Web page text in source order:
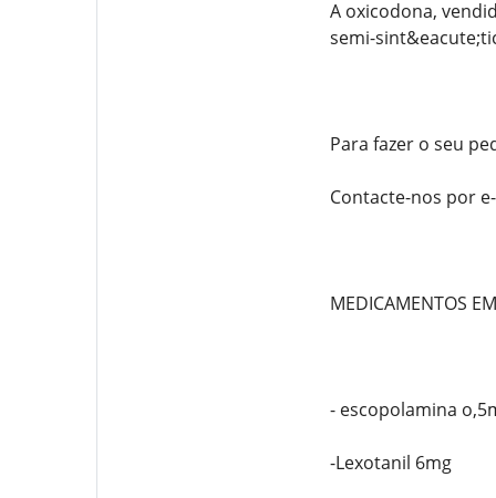
A oxicodona,
semi-
Para fazer o seu
Contacte-nos por
MEDICAMENTOS
- escopolamina
-Lexotanil 6mg